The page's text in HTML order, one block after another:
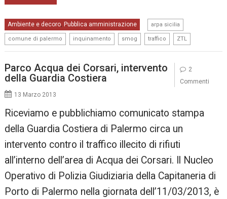
Ambiente e decoro, Pubblica amministrazione arpa sicilia
comune di palermo inquinamento smog traffico ZTL
Parco Acqua dei Corsari, intervento
della Guardia Costiera
13 Marzo 2013
Riceviamo e pubblichiamo comunicato stampa
della Guardia Costiera di Palermo circa un
intervento contro il traffico illecito di rifiuti
all’interno dell’area di Acqua dei Corsari. Il Nucleo
Operativo di Polizia Giudiziaria della Capitaneria di
Porto di Palermo nella giornata dell’11/03/2013, è
2
Commenti